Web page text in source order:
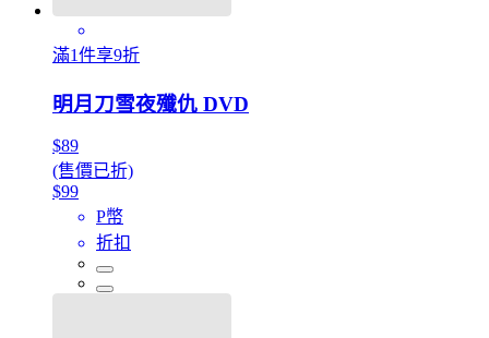
滿1件享9折
明月刀雪夜殲仇 DVD
$89
(售價已折)
$99
P幣
折扣